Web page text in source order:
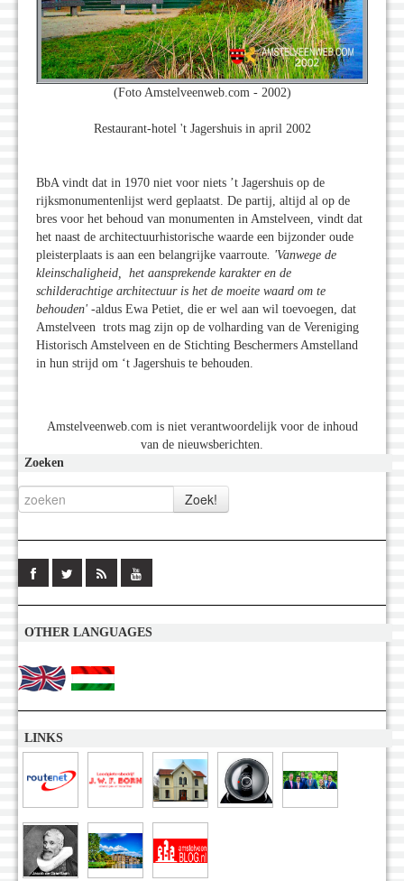
(Foto Amstelveenweb.com - 2002)
Restaurant-hotel 't Jagershuis in april 2002
BbA vindt dat in 1970 niet voor niets ’t Jagershuis op de
rijksmonumentenlijst werd geplaatst. De partij, altijd al op de
bres voor het behoud van monumenten in Amstelveen, vindt dat
het naast de architectuurhistorische waarde een bijzonder oude
pleisterplaats is aan een belangrijke vaarroute. 'Vanwege de
kleinschaligheid, het aansprekende karakter en de
schilderachtige architectuur is het de moeite waard om te
behouden' -aldus Ewa Petiet, die er wel aan wil toevoegen, dat
Amstelveen trots mag zijn op de volharding van de Vereniging
Historisch Amstelveen en de Stichting Beschermers Amstelland
in hun strijd om ‘t Jagershuis te behouden.
Amstelveenweb.com is niet verantwoordelijk voor de inhoud
van de nieuwsberichten.
Zoeken
OTHER LANGUAGES
LINKS